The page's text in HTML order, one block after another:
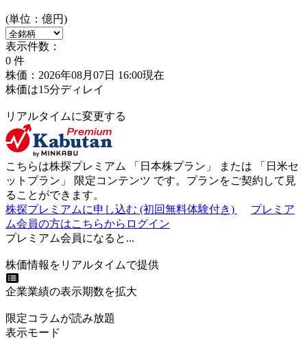
(単位：億円)
表示件数：
0 件
株価：2026年08月07日 16:00現在
株価は15分ディレイ
リアルタイムに変更する
こちらは株探プレミアム 「 日本株プラン 」 または 「 日米セ
ットプラン 」 限定コンテンツ です。プランをご契約して見
ることができます。
株探プレミアムに申し込む (初回無料体験付き)
プレミア
ム会員の方はこちらからログイン
プレミアム会員になると...
株価情報をリアルタイムで提供
企業業績の表示期数を拡大
限定コラムが読み放題
表示モード